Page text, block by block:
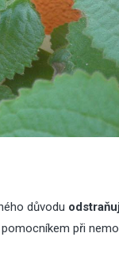
důvodu
při
Kvě
02
zelená
jaké
oken